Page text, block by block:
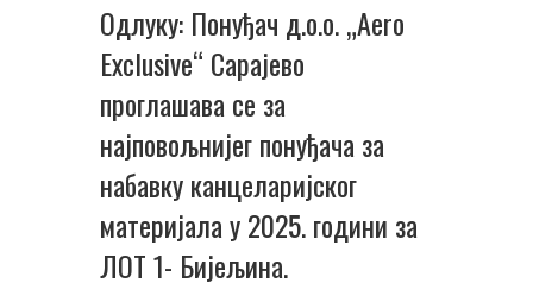
Одлуку: Понуђач д.о.о. „Aero
Exclusive“ Сарајево
проглашава се за
најповољнијег понуђача за
набавку канцеларијског
материјала у 2025. години за
ЛОТ 1- Бијељина.